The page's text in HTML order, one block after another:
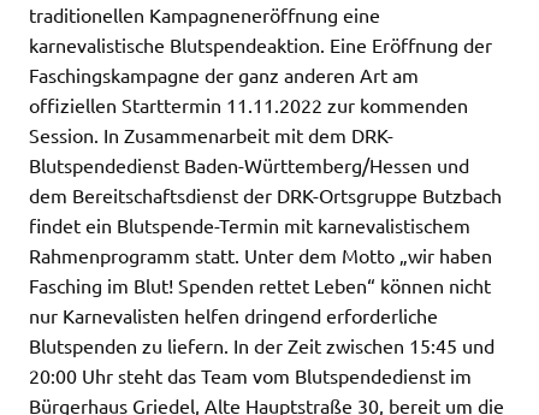
traditionellen Kampagneneröffnung eine
karnevalistische Blutspendeaktion. Eine Eröffnung der
Faschingskampagne der ganz anderen Art am
offiziellen Starttermin 11.11.2022 zur kommenden
Session. In Zusammenarbeit mit dem DRK-
Blutspendedienst Baden-Württemberg/Hessen und
dem Bereitschaftsdienst der DRK-Ortsgruppe Butzbach
findet ein Blutspende-Termin mit karnevalistischem
Rahmenprogramm statt. Unter dem Motto „wir haben
Fasching im Blut! Spenden rettet Leben“ können nicht
nur Karnevalisten helfen dringend erforderliche
Blutspenden zu liefern. In der Zeit zwischen 15:45 und
20:00 Uhr steht das Team vom Blutspendedienst im
Bürgerhaus Griedel, Alte Hauptstraße 30, bereit um die